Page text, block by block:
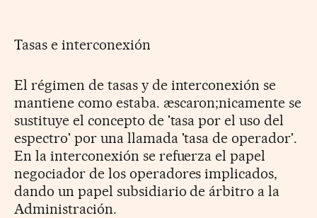
Tasas e interconexión
El régimen de tasas y de interconexión se
mantiene como estaba. æscaron;nicamente se
sustituye el concepto de 'tasa por el uso del
espectro' por una llamada 'tasa de operador'.
En la interconexión se refuerza el papel
negociador de los operadores implicados,
dando un papel subsidiario de árbitro a la
Administración.